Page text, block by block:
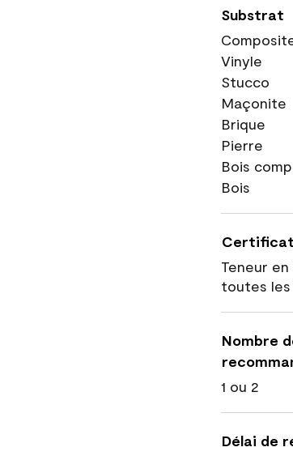
Substrat
Vinyle
Stucco
Maçonite
Brique
Pierre
Bois
Bois
Teneur
toutes les
Nombre
1 ou 2
Délai de